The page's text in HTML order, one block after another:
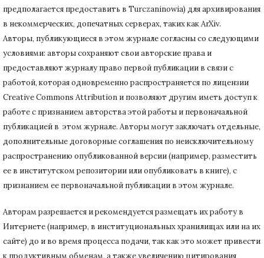
предполагается предоставить в Turczaninowia) для архивирования
в некоммерческих, допечатных серверах, таких как ArXiv.
Авторы, публикующиеся в этом журнале согласны со следующими
условиями: авторы сохраняют свои авторские права и
предоставляют журналу право первой публикации в связи с
работой, которая одновременно распространяется по лицензии
Creative Commons Attribution и позволяют другим иметь доступ к
работе с признанием авторства этой работы и первоначальной
публикацией в этом журнале. Авторы могут заключать отдельные,
дополнительные договорные соглашения по неисключительному
распространению опубликованной версии (например, разместить
ее в институтском репозитории или опубликовать в книге), с
признанием ее первоначальной публикации в этом журнале.
Авторам разрешается и рекомендуется размещать их работу в
Интернете (например, в институциональных хранилищах или на их
сайте) до и во время процесса подачи, так как это может привести
к продуктивным обменам, а также увеличению цитирования